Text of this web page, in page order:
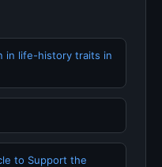
in life-history traits in
to Support the